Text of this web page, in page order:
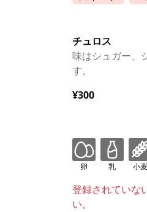
チュロス
味はシュガー、
す。
¥300
卵 乳 小麦
登録されていな
い。